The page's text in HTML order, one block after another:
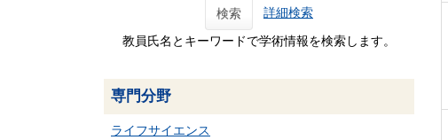
検索 詳細検索
教員氏名とキーワードで学術情報を検索します。
専門分野
ライフサイエンス